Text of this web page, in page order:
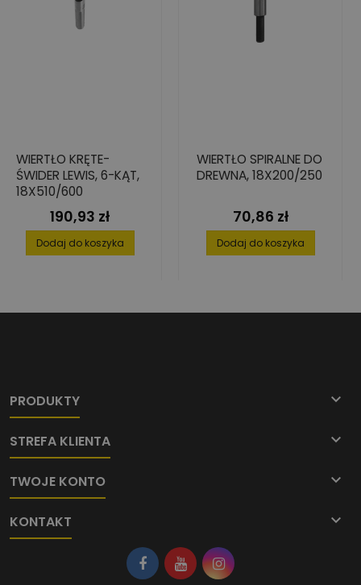
WIERTŁO KRĘTE-
ŚWIDER LEWIS, 6-KĄT,
18X510/600
Cena
190,93 zł
Dodaj do koszyka
WIERTŁO SPIRALNE DO
DREWNA, 18X200/250
Cena
70,86 zł
Dodaj do koszyka
PRODUKTY 
STREFA KLIENTA 
TWOJE KONTO 
KONTAKT 